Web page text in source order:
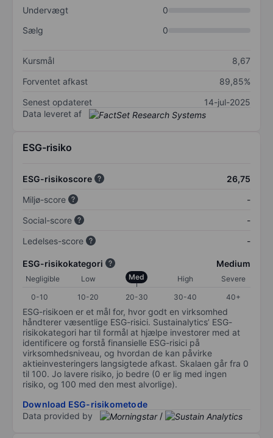
Undervægt
0
Sælg
0
Kursmål
8,67
Forventet afkast
89,85%
Senest opdateret
14-jul-2025
Data leveret af
ESG-risiko
ESG-risikoscore
26,75
Miljø-score
-
Social-score
-
Ledelses-score
-
ESG-risikokategori Medium
Negligible Low Med High
Severe
0-10
10-20 20-30 30-40 40+
ESG-risikoen er et mål for, hvor godt en virksomhed
håndterer væsentlige ESG-risici. Sustainalytics’ ESG-
risikokategori har til formål at hjælpe investorer med at
identificere og forstå finansielle ESG-risici på
virksomhedsniveau, og hvordan de kan påvirke
aktieinvesteringers langsigtede afkast. Skalaen går fra 0
til 100. Jo lavere risiko, jo bedre (0 er lig med ingen
risiko, og 100 med den mest alvorlige).
Download ESG-risikometode
Data provided by
/